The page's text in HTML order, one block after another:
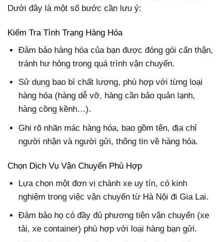
Dưới đây là một số bước cần lưu ý:
Kiểm Tra Tình Trạng Hàng Hóa
Đảm bảo hàng hóa của bạn được đóng gói cẩn thận,
tránh hư hỏng trong quá trình vận chuyển.
Sử dụng bao bì chất lượng, phù hợp với từng loại
hàng hóa (hàng dễ vỡ, hàng cần bảo quản lạnh,
hàng cồng kềnh…).
Ghi rõ nhãn mác hàng hóa, bao gồm tên, địa chỉ
người nhận và người gửi, thông tin về hàng hóa.
Chọn Dịch Vụ Vận Chuyển Phù Hợp
Lựa chọn một đơn vị chành xe uy tín, có kinh
nghiệm trong việc vận chuyển từ Hà Nội đi Gia Lai.
Đảm bảo họ có đầy đủ phương tiện vận chuyển (xe
tải, xe container) phù hợp với loại hàng bạn gửi.